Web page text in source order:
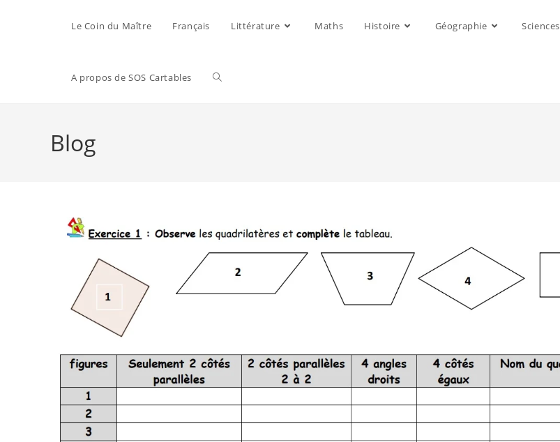
Le Coin du Maître Français Littérature Maths Histoire Géographie Sciences
A propos de SOS Cartables
Blog